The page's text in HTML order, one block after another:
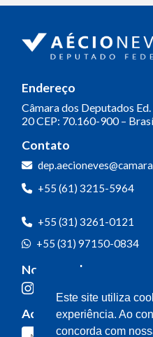
Endereço
Câmara dos Deputados
20CEP: 70.160-900 –
Contato
+55 (61) 3215-5964
+55 (31) 3261-0121
+55 (31) 97150-0834
Nossas redes
Acompanhe o meu
Este site utiliza
experiência. Ao
concorda com